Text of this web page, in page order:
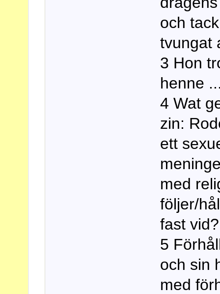
och
tvungat
3 Hon
henne
4 Wat
zin:
ett
med
följer/
fast vid?
5
och sin
med